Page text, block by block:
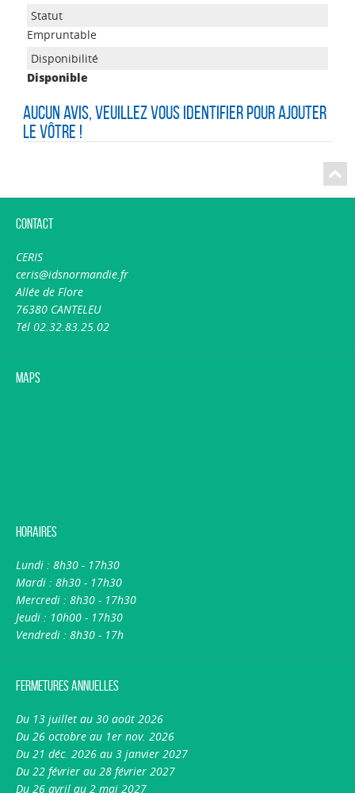
Empruntable
Disponible
Aucun avis, veuillez vous identifier pour ajouter
le vôtre !
Contact
CERIS
ceris@idsnormandie.fr
Allée de Flore
76380 CANTELEU
Tél 02.32.83.25.02
Maps
Horaires
Lundi : 8h30 - 17h30
Mardi : 8h30 - 17h30
Mercredi : 8h30 - 17h30
Jeudi : 10h00 - 17h30
Vendredi : 8h30 - 17h
Fermetures annuelles
Du 13 juillet au 30 août 2026
Du 26 octobre au 1er nov. 2026
Du 21 déc. 2026 au 3 janvier 2027
Du 22 février au 28 février 2027
Du 26 avril au 2 mai 2027